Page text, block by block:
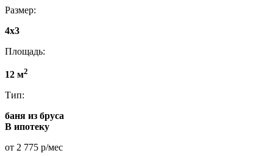
Размер:
4x3
Площадь:
12 м2
Тип:
баня из бруса
В ипотеку
от 2 775 р/мес